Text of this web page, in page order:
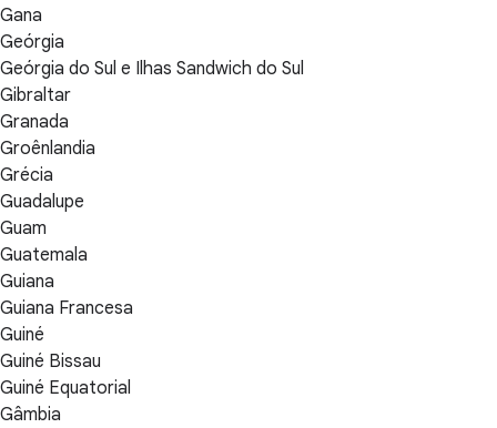
Gana
Geórgia
Geórgia do Sul e Ilhas Sandwich do Sul
Gibraltar
Granada
Groênlandia
Grécia
Guadalupe
Guam
Guatemala
Guiana
Guiana Francesa
Guiné
Guiné Bissau
Guiné Equatorial
Gâmbia